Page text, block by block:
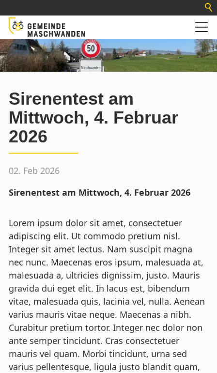
Sirenentest am
Mittwoch, 4. Februar
2026
02. Feb 2026
Sirenentest am Mittwoch, 4. Februar 2026
Lorem ipsum dolor sit amet, consectetuer
adipiscing elit. Ut commodo pretium nisl.
Integer sit amet lectus. Nam suscipit magna
nec nunc. Maecenas eros ipsum, malesuada at,
malesuada a, ultricies dignissim, justo. Mauris
gravida dui eget elit. In lacus est, bibendum
vitae, malesuada quis, lacinia vel, nulla. Aenean
varius mauris vitae neque. Maecenas a nibh.
Curabitur pretium tortor. Integer nec dolor non
ante semper tincidunt. Cras consectetuer
mauris vel quam. Morbi tincidunt, urna sed
varius pellentesque, ligula justo blandit quam,